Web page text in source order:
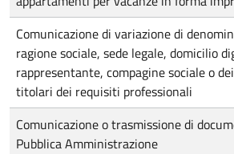
Comunicazione di variazione di
ragione sociale, sede legale, domicilio
rappresentante, compagine sociale o
titolari dei requisiti professionali
Comunicazione o trasmissione di
Pubblica Amministrazione